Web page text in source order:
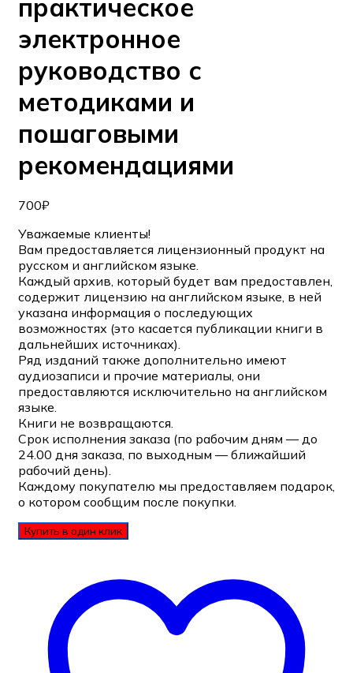
практическое
электронное
руководство с
методиками и
пошаговыми
рекомендациями
700₽
Уважаемые клиенты!
Вам предоставляется лицензионный продукт на
русском и английском языке.
Каждый архив, который будет вам предоставлен,
содержит лицензию на английском языке, в ней
указана информация о последующих
возможностях (это касается публикации книги в
дальнейших источниках).
Ряд изданий также дополнительно имеют
аудиозаписи и прочие материалы, они
предоставляются исключительно на английском
языке.
Книги не возвращаются.
Срок исполнения заказа (по рабочим дням — до
24.00 дня заказа, по выходным — ближайший
рабочий день).
Каждому покупателю мы предоставляем подарок,
о котором сообщим после покупки.
Купить в один клик